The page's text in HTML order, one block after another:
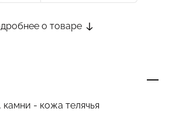
о товаре
- кожа телячья